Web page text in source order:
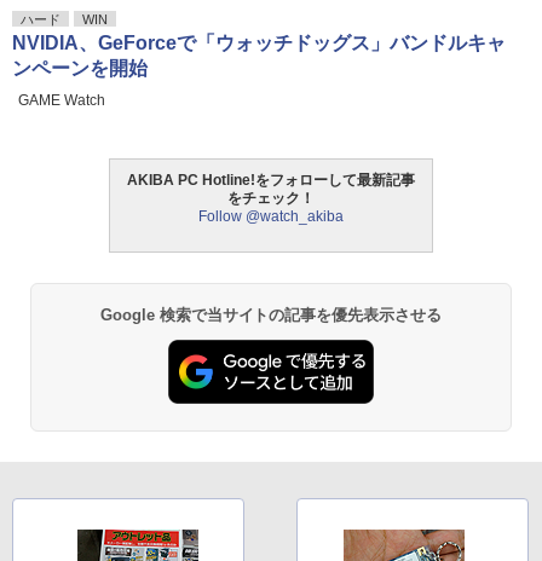
ハード WIN
NVIDIA、GeForceで「ウォッチドッグス」バンドルキャ
ンペーンを開始
GAME Watch
AKIBA PC Hotline!をフォローして最新記事
をチェック！
Follow @watch_akiba
Google 検索で当サイトの記事を優先表示させる